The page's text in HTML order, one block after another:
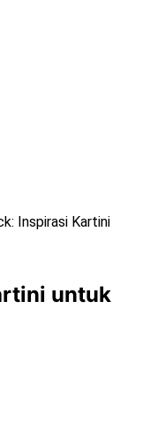
Inspirasi Kartini
untuk